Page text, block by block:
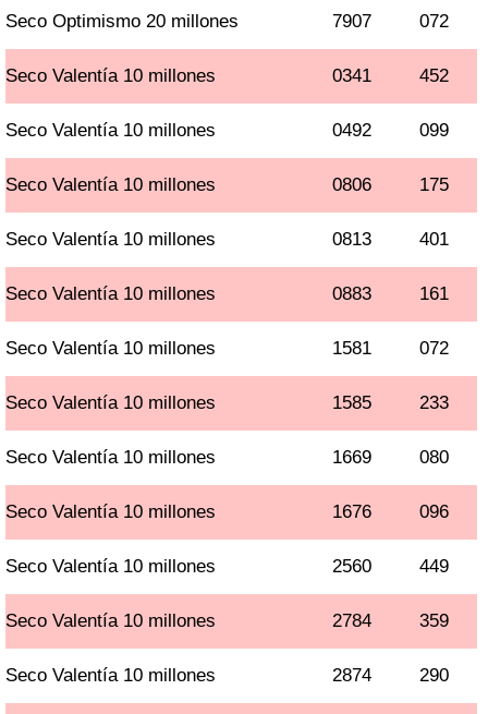
Seco Optimismo 20 millones 7907 072
Seco Valentía 10 millones 0341 452
Seco Valentía 10 millones 0492 099
Seco Valentía 10 millones 0806 175
Seco Valentía 10 millones 0813 401
Seco Valentía 10 millones 0883 161
Seco Valentía 10 millones 1581 072
Seco Valentía 10 millones 1585 233
Seco Valentía 10 millones 1669 080
Seco Valentía 10 millones 1676 096
Seco Valentía 10 millones 2560 449
Seco Valentía 10 millones 2784 359
Seco Valentía 10 millones 2874 290